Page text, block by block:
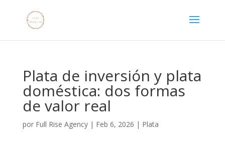
Plata de inversión y plata
doméstica: dos formas
de valor real
por Full Rise Agency| Feb 6, 2026 | Plata